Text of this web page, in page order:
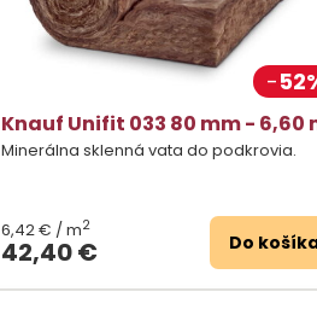
Knauf Unifit 033 80 mm - 6,60
Minerálna sklenná vata do podkrovia.
42,40 €
6,42 € / m2
Do